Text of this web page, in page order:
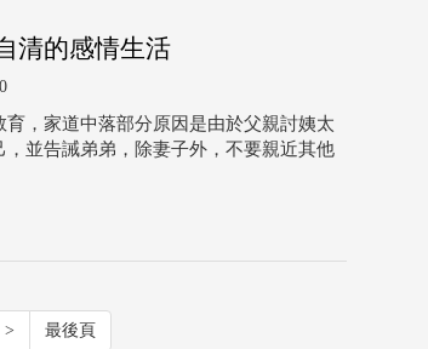
清的感情生活
，家道中落部分原因是由於父親討姨太
並告誡弟弟，除妻子外，不要親近其他
> 最後頁